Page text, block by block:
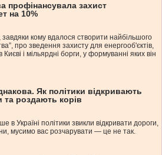
профінансувала захист
на 10%
завдяки кому вдалося створити найбільшого
про зведення захисту для енергооб'єктів,
і мільярдні борги, у формуванні яких він
Як політики відкривають
та роздають корів
Україні політики звикли відкривати дороги,
мусимо вас розчарувати — це не так.